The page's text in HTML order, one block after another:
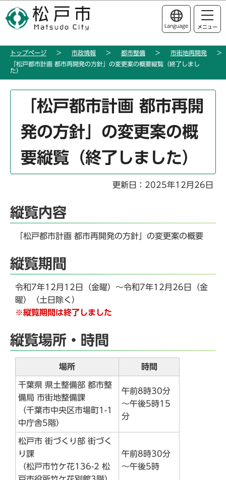
の
ー
先
このページの本文へ移動
Language メニュー
トップページ 市政情報 都市整備
市街地再開発
「松戸都市計画 都市再開発の方針」の変更案の概要縦覧（終了しまし
た）
「松戸都市計画 都市再開
発の方針」の変更案の概
要縦覧（終了しました）
更新日：2025年12月26日
縦覧内容
「松戸都市計画 都市再開発の方針」の変更案の概要
縦覧期間
令和7年12月12日（金曜）～令和7年12月26日（金
曜）（土日除く）
※縦覧期間は終了しました
縦覧場所・時間
場所 時間
千葉県 県土整備部 都市整
備局 市街地整備課
（千葉市中央区市場町1-1
中庁舎5階）
午前8時30分
～午後5時15
分
松戸市 街づくり部 街づく
り課
（松戸市竹ケ花136-2 松
午前8時30分
～午後5時